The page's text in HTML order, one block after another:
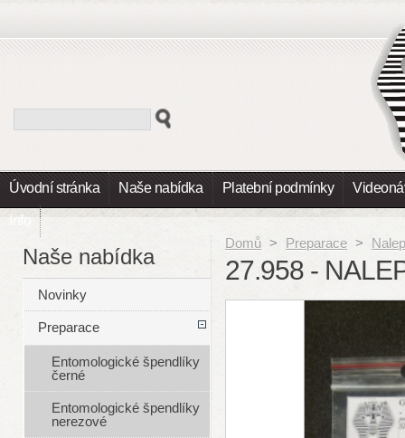
Úvodní stránka Naše nabídka Platební podmínky
Info
Domů > Preparace >
27.958 -
Naše nabídka
Novinky
Preparace
Entomologické špendlíky
černé
Entomologické špendlíky
nerezové